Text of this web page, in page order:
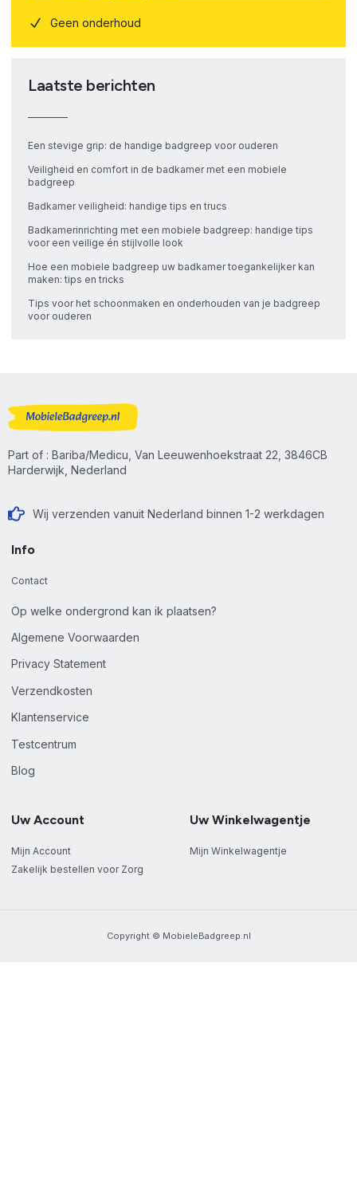
Geen onderhoud
Laatste berichten
Een stevige grip: de handige badgreep voor ouderen
Veiligheid en comfort in de badkamer met een mobiele
badgreep
Badkamer veiligheid: handige tips en trucs
Badkamerinrichting met een mobiele badgreep: handige tips
voor een veilige én stijlvolle look
Hoe een mobiele badgreep uw badkamer toegankelijker kan
maken: tips en tricks
Tips voor het schoonmaken en onderhouden van je badgreep
voor ouderen
Part of : Bariba/Medicu, Van Leeuwenhoekstraat 22, 3846CB
Harderwijk, Nederland
Wij verzenden vanuit Nederland binnen 1-2 werkdagen
Info
Contact
Op welke ondergrond kan ik plaatsen?
Algemene Voorwaarden
Privacy Statement
Verzendkosten
Klantenservice
Testcentrum
Blog
Uw Account
Mijn Account
Zakelijk bestellen voor Zorg
Uw Winkelwagentje
Mijn Winkelwagentje
Copyright © MobieleBadgreep.nl